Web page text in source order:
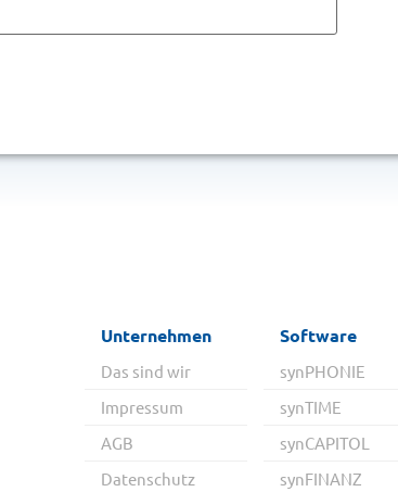
Unternehmen
Das sind wir
Impressum
AGB
Datenschutz
Software
synPHONIE
synTIME
synCAPITOL
synFINANZ